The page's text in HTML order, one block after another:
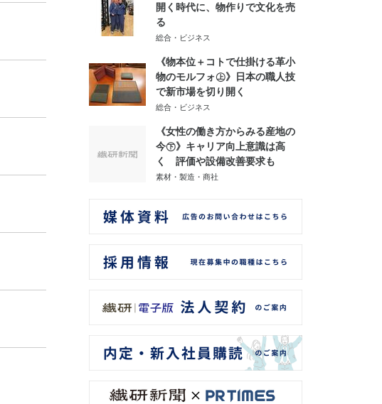
開く時代に、物作りで文化を売
る
総合・ビジネス
《物本位＋コトで仕掛ける革小
物のモルフォ㊤》日本の職人技
で新市場を切り開く
総合・ビジネス
《女性の働き方からみる産地の
今㊦》キャリア向上意識は高
く 評価や設備改善要求も
素材・製造・商社